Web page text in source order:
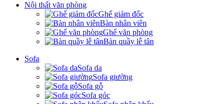
Nội thất văn phòng
Ghế giám đốc
Bàn nhân viên
Ghế văn phòng
Bàn quầy lễ tân
Sofa
Sofa da
Sofa giường
Sofa gỗ
Sofa góc